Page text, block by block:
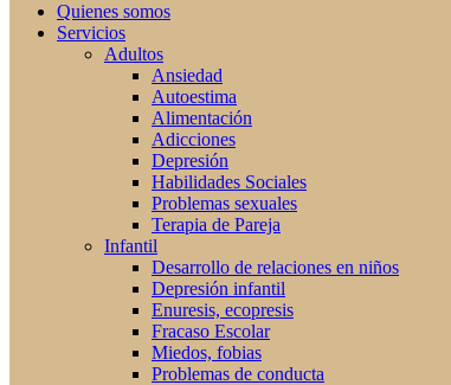
Quienes somos
Servicios
Adultos
Ansiedad
Autoestima
Alimentación
Adicciones
Depresión
Habilidades Sociales
Problemas sexuales
Terapia de Pareja
Infantil
Desarrollo de relaciones en niños
Depresión infantil
Enuresis, ecopresis
Fracaso Escolar
Miedos, fobias
Problemas de conducta